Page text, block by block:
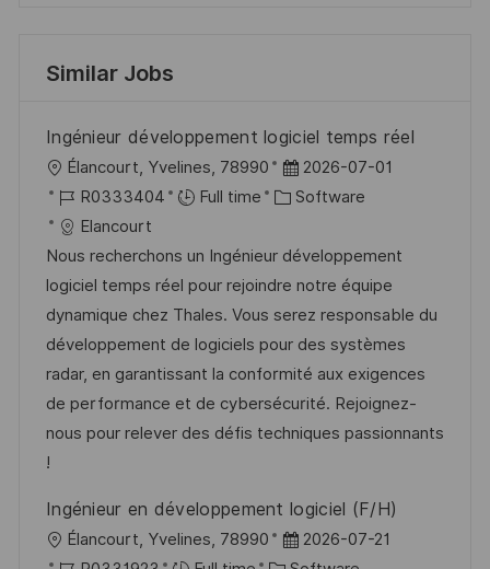
Similar Jobs
Ingénieur développement logiciel temps réel
L
o
c
a
t
i
o
n
Élancourt, Yvelines, 78990
P
o
t
e
d
D
a
t
e
2026-07-01
J
o
b
I
d
R0333404 Full time
C
t
e
g
o
r
y
Software
Elancourt
Nous recherchons un Ingénieur développement
logiciel temps réel pour rejoindre notre équipe
dynamique chez Thales. Vous serez responsable du
développement de logiciels pour des systèmes
radar, en garantissant la conformité aux exigences
de performance et de cybersécurité. Rejoignez-
nous pour relever des défis techniques passionnants
!
Ingénieur en développement logiciel (F/H)
L
Élancourt, Yvelines, 78990
P 2026-07-21